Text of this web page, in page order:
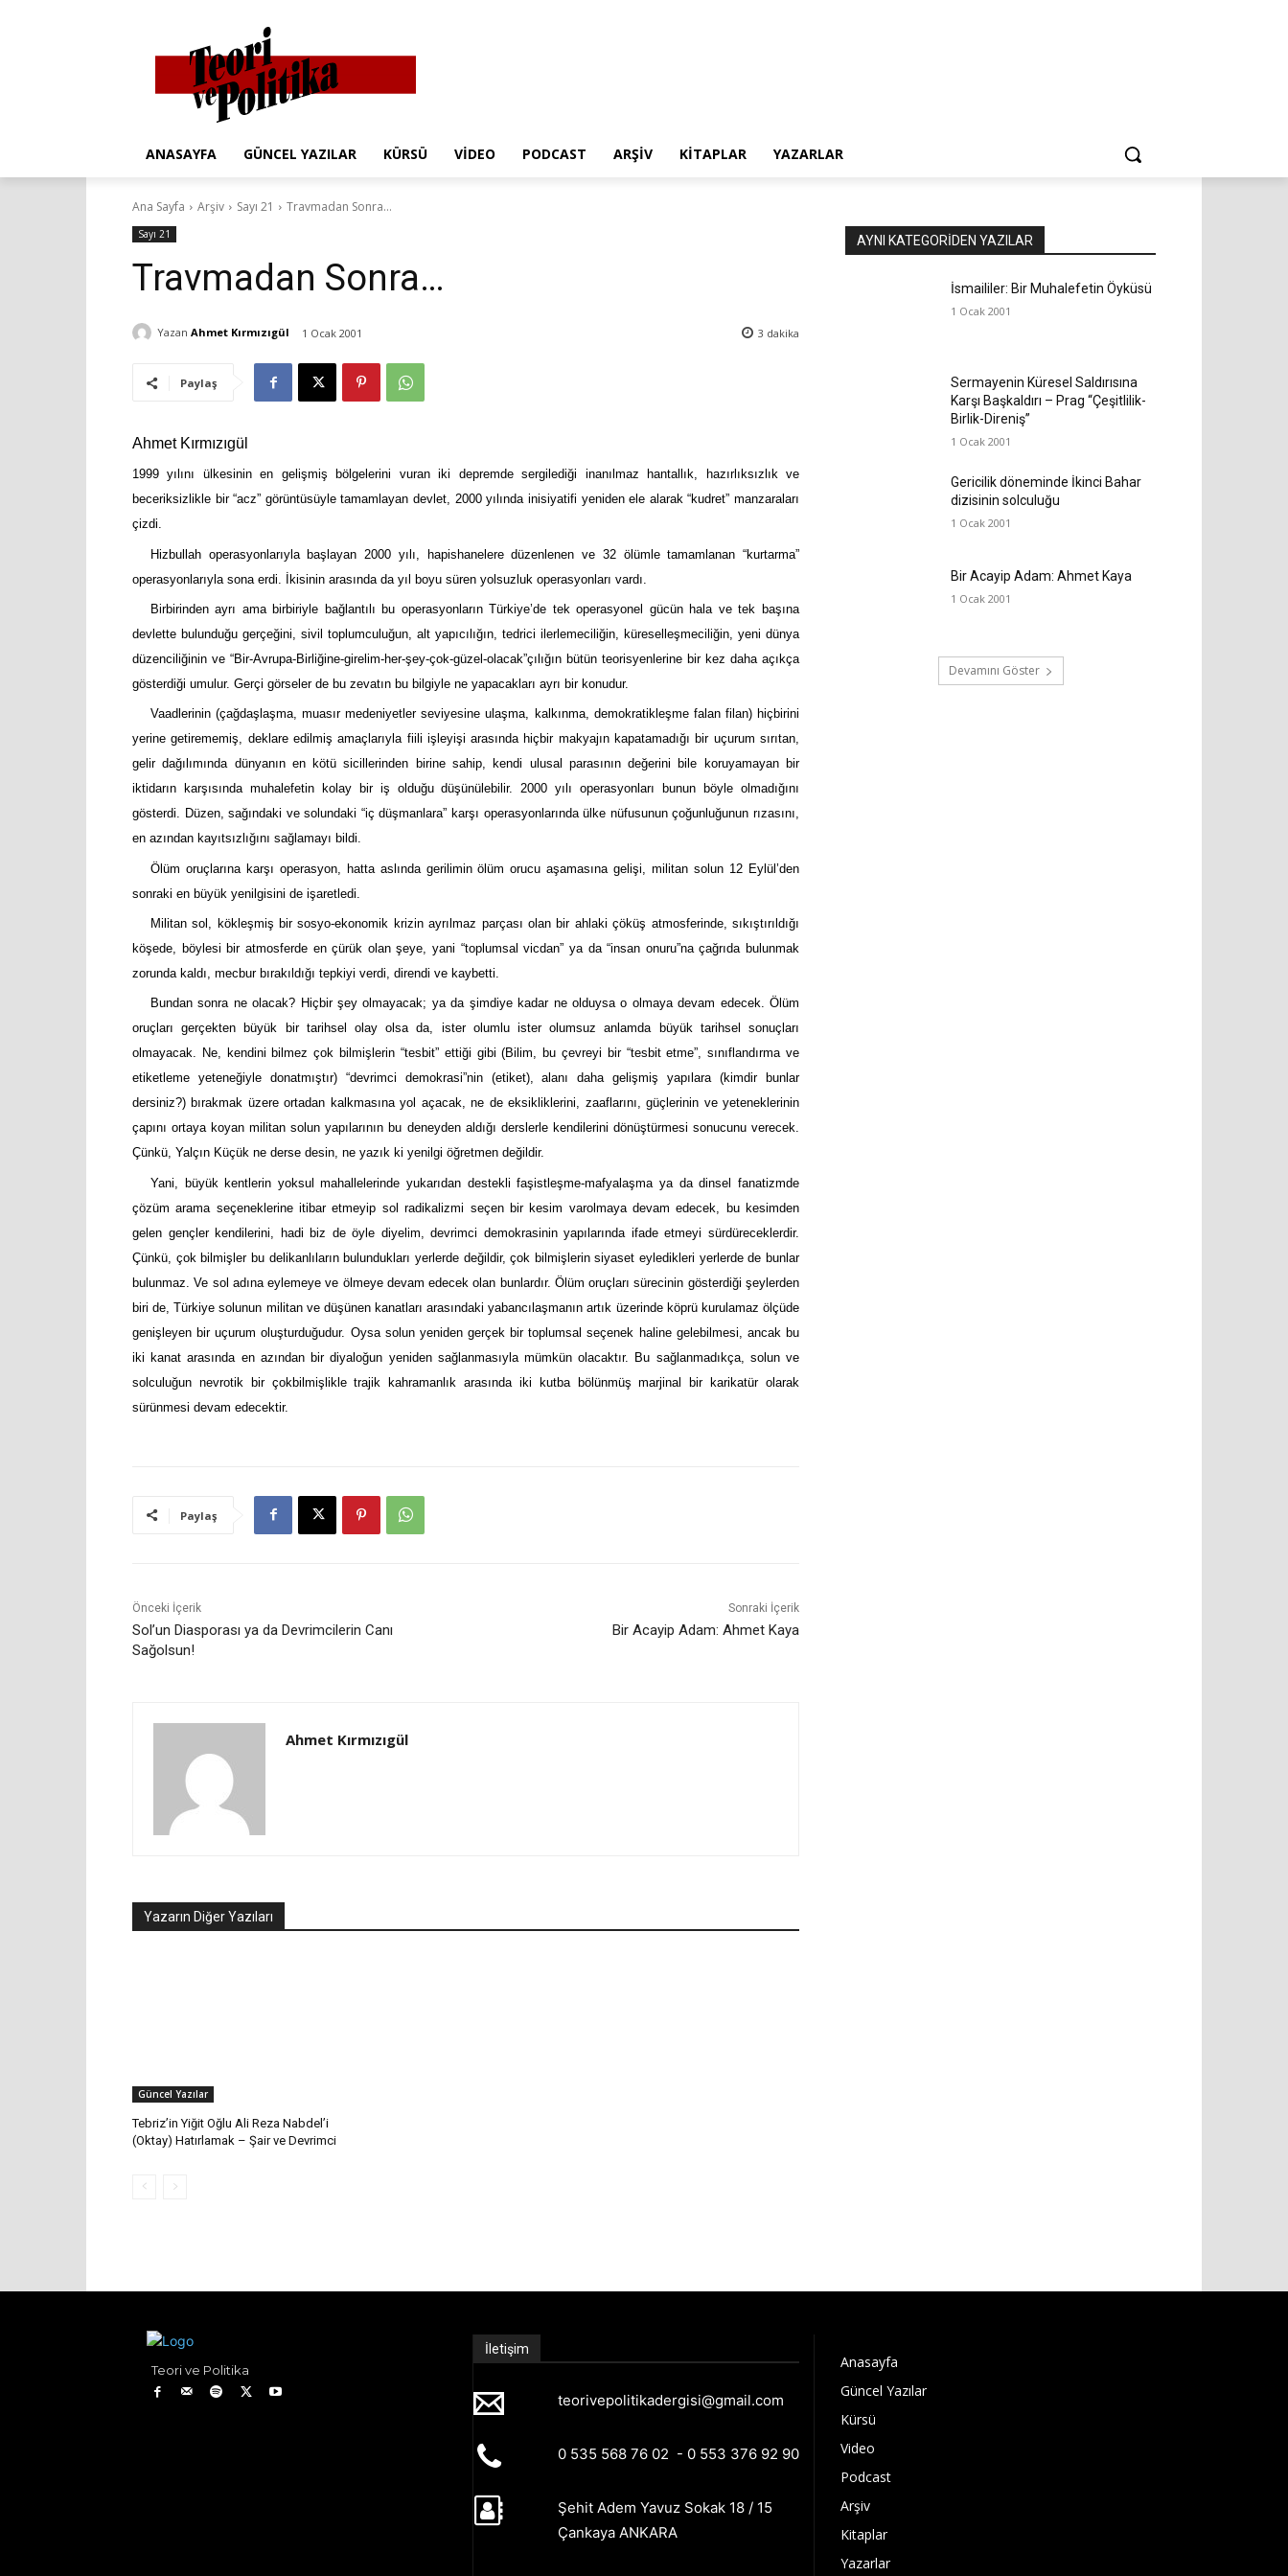
ANASAYFA GÜNCEL YAZILAR KÜRSÜ VIDEO PODCAST ARŞIV KITAPLAR YAZARLAR
Ana Sayfa Arşiv Sayı 21 Travmadan Sonra…
Sayı 21
Travmadan Sonra…
Yazan Ahmet Kırmızıgül 1 Ocak 2001 3 dakika
Paylaş
Ahmet Kırmızıgül
1999 yılını ülkesinin en gelişmiş bölgelerini vuran iki depremde sergilediği inanılmaz hantallık, hazırlıksızlık ve
beceriksizlikle bir “acz” görüntüsüyle tamamlayan devlet, 2000 yılında inisiyatifi yeniden ele alarak “kudret” manzaraları
çizdi.
Hizbullah operasyonlarıyla başlayan 2000 yılı, hapishanelere düzenlenen ve 32 ölümle tamamlanan “kurtarma”
operasyonlarıyla sona erdi. İkisinin arasında da yıl boyu süren yolsuzluk operasyonları vardı.
Birbirinden ayrı ama birbiriyle bağlantılı bu operasyonların Türkiye’de tek operasyonel gücün hala ve tek başına
devlette bulunduğu gerçeğini, sivil toplumculuğun, alt yapıcılığın, tedrici ilerlemeciliğin, küreselleşmeciliğin, yeni dünya
düzenciliğinin ve “Bir-Avrupa-Birliğine-girelim-her-şey-çok-güzel-olacak”çılığın bütün teorisyenlerine bir kez daha açıkça
gösterdiği umulur. Gerçi görseler de bu zevatın bu bilgiyle ne yapacakları ayrı bir konudur.
Vaadlerinin (çağdaşlaşma, muasır medeniyetler seviyesine ulaşma, kalkınma, demokratikleşme falan filan) hiçbirini
yerine getirememiş, deklare edilmiş amaçlarıyla fiili işleyişi arasında hiçbir makyajın kapatamadığı bir uçurum sırıtan,
gelir dağılımında dünyanın en kötü sicillerinden birine sahip, kendi ulusal parasının değerini bile koruyamayan bir
iktidarın karşısında muhalefetin kolay bir iş olduğu düşünülebilir. 2000 yılı operasyonları bunun böyle olmadığını
gösterdi. Düzen, sağındaki ve solundaki “iç düşmanlara” karşı operasyonlarında ülke nüfusunun çoğunluğunun rızasını,
en azından kayıtsızlığını sağlamayı bildi.
Ölüm oruçlarına karşı operasyon, hatta aslında gerilimin ölüm orucu aşamasına gelişi, militan solun 12 Eylül’den
sonraki en büyük yenilgisini de işaretledi.
Militan sol, kökleşmiş bir sosyo-ekonomik krizin ayrılmaz parçası olan bir ahlaki çöküş atmosferinde, sıkıştırıldığı
köşede, böylesi bir atmosferde en çürük olan şeye, yani “toplumsal vicdan” ya da “insan onuru”na çağrıda bulunmak
zorunda kaldı, mecbur bırakıldığı tepkiyi verdi, direndi ve kaybetti.
Bundan sonra ne olacak? Hiçbir şey olmayacak; ya da şimdiye kadar ne olduysa o olmaya devam edecek. Ölüm
oruçları gerçekten büyük bir tarihsel olay olsa da, ister olumlu ister olumsuz anlamda büyük tarihsel sonuçları
olmayacak. Ne, kendini bilmez çok bilmişlerin “tesbit” ettiği gibi (Bilim, bu çevreyi bir “tesbit etme”, sınıflandırma ve
etiketleme yeteneğiyle donatmıştır) “devrimci demokrasi”nin (etiket), alanı daha gelişmiş yapılara (kimdir bunlar
dersiniz?) bırakmak üzere ortadan kalkmasına yol açacak, ne de eksikliklerini, zaaflarını, güçlerinin ve yeteneklerinin
çapını ortaya koyan militan solun yapılarının bu deneyden aldığı derslerle kendilerini dönüştürmesi sonucunu verecek.
Çünkü, Yalçın Küçük ne derse desin, ne yazık ki yenilgi öğretmen değildir.
Yani, büyük kentlerin yoksul mahallelerinde yukarıdan destekli faşistleşme-mafyalaşma ya da dinsel fanatizmde
çözüm arama seçeneklerine itibar etmeyip sol radikalizmi seçen bir kesim varolmaya devam edecek, bu kesimden
gelen gençler kendilerini, hadi biz de öyle diyelim, devrimci demokrasinin yapılarında ifade etmeyi sürdüreceklerdir.
Çünkü, çok bilmişler bu delikanlıların bulundukları yerlerde değildir, çok bilmişlerin siyaset eyledikleri yerlerde de bunlar
bulunmaz. Ve sol adına eylemeye ve ölmeye devam edecek olan bunlardır. Ölüm oruçları sürecinin gösterdiği şeylerden
biri de, Türkiye solunun militan ve düşünen kanatları arasındaki yabancılaşmanın artık üzerinde köprü kurulamaz ölçüde
genişleyen bir uçurum oluşturduğudur. Oysa solun yeniden gerçek bir toplumsal seçenek haline gelebilmesi, ancak bu
iki kanat arasında en azından bir diyaloğun yeniden sağlanmasıyla mümkün olacaktır. Bu sağlanmadıkça, solun ve
solculuğun nevrotik bir çokbilmişlikle trajik kahramanlık arasında iki kutba bölünmüş marjinal bir karikatür olarak
sürünmesi devam edecektir.
Paylaş
Önceki İçerik
Sol’un Diasporası ya da Devrimcilerin Canı
Sağolsun!
Sonraki İçerik
Bir Acayip Adam: Ahmet Kaya
Ahmet Kırmızıgül
Yazarın Diğer Yazıları
Güncel Yazılar
Tebriz’in Yiğit Oğlu Ali Reza Nabdel’i
(Oktay) Hatırlamak – Şair ve Devrimci
AYNI KATEGORIDEN YAZILAR
İsmaililer: Bir Muhalefetin Öyküsü
1 Ocak 2001
Sermayenin Küresel Saldırısına
Karşı Başkaldırı – Prag “Çeşitlilik-
Birlik-Direniş”
1 Ocak 2001
Gericilik döneminde İkinci Bahar
dizisinin solculuğu
1 Ocak 2001
Bir Acayip Adam: Ahmet Kaya
1 Ocak 2001
Devamını Göster
Teori ve Politika
İletişim
teorivepolitikadergisi@gmail.com
0 535 568 76 02 - 0 553 376 92 90
Şehit Adem Yavuz Sokak 18 / 15
Çankaya ANKARA
Anasayfa
Güncel Yazılar
Kürsü
Video
Podcast
Arşiv
Kitaplar
Yazarlar